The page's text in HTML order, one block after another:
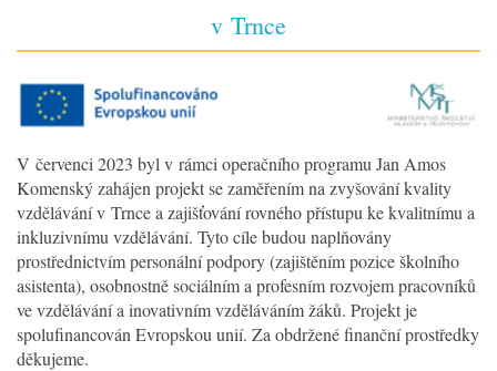
v Trnce
V červenci 2023 byl v rámci operačního programu Jan Amos
Komenský zahájen projekt se zaměřením na zvyšování kvality
vzdělávání v Trnce a zajišťování rovného přístupu ke kvalitnímu a
inkluzivnímu vzdělávání. Tyto cíle budou naplňovány
prostřednictvím personální podpory (zajištěním pozice školního
asistenta), osobnostně sociálním a profesním rozvojem pracovníků
ve vzdělávání a inovativním vzděláváním žáků. Projekt je
spolufinancován Evropskou unií. Za obdržené finanční prostředky
děkujeme.